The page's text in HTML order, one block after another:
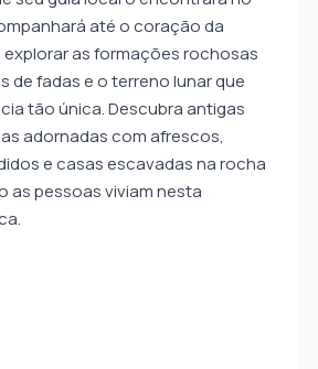
até o coração da
explorar as formações rochosas
de fadas e o terreno lunar que
tão única. Descubra antigas
adornadas com afrescos,
e casas escavadas na rocha
as pessoas viviam nesta